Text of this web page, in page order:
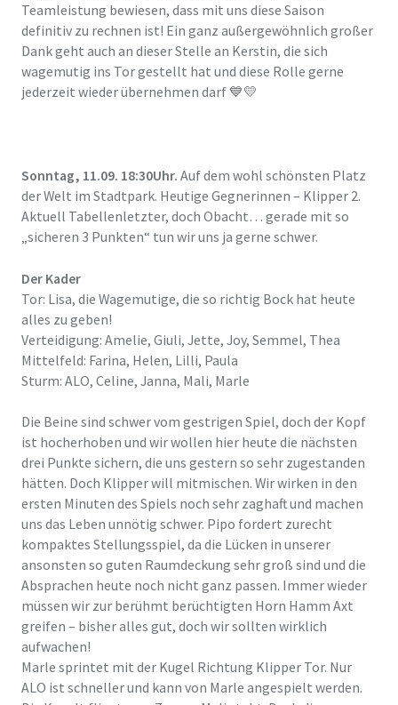
Teamleistung bewiesen, dass mit uns diese Saison
definitiv zu rechnen ist! Ein ganz außergewöhnlich großer
Dank geht auch an dieser Stelle an Kerstin, die sich
wagemutig ins Tor gestellt hat und diese Rolle gerne
jederzeit wieder übernehmen darf 💙💛
Sonntag, 11.09. 18:30Uhr. Auf dem wohl schönsten Platz
der Welt im Stadtpark. Heutige Gegnerinnen – Klipper 2.
Aktuell Tabellenletzter, doch Obacht… gerade mit so
„sicheren 3 Punkten“ tun wir uns ja gerne schwer.
Der Kader
Tor: Lisa, die Wagemutige, die so richtig Bock hat heute
alles zu geben!
Verteidigung: Amelie, Giuli, Jette, Joy, Semmel, Thea
Mittelfeld: Farina, Helen, Lilli, Paula
Sturm: ALO, Celine, Janna, Mali, Marle
Die Beine sind schwer vom gestrigen Spiel, doch der Kopf
ist hocherhoben und wir wollen hier heute die nächsten
drei Punkte sichern, die uns gestern so sehr zugestanden
hätten. Doch Klipper will mitmischen. Wir wirken in den
ersten Minuten des Spiels noch sehr zaghaft und machen
uns das Leben unnötig schwer. Pipo fordert zurecht
kompaktes Stellungsspiel, da die Lücken in unserer
ansonsten so guten Raumdeckung sehr groß sind und die
Absprachen heute noch nicht ganz passen. Immer wieder
müssen wir zur berühmt berüchtigten Horn Hamm Axt
greifen – bisher alles gut, doch wir sollten wirklich
aufwachen!
Marle sprintet mit der Kugel Richtung Klipper Tor. Nur
ALO ist schneller und kann von Marle angespielt werden.